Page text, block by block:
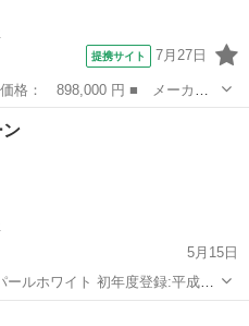
提携サイト 7月27日
■ グレード名： スタイル
キーレス スマートＫ パワー
5月15日